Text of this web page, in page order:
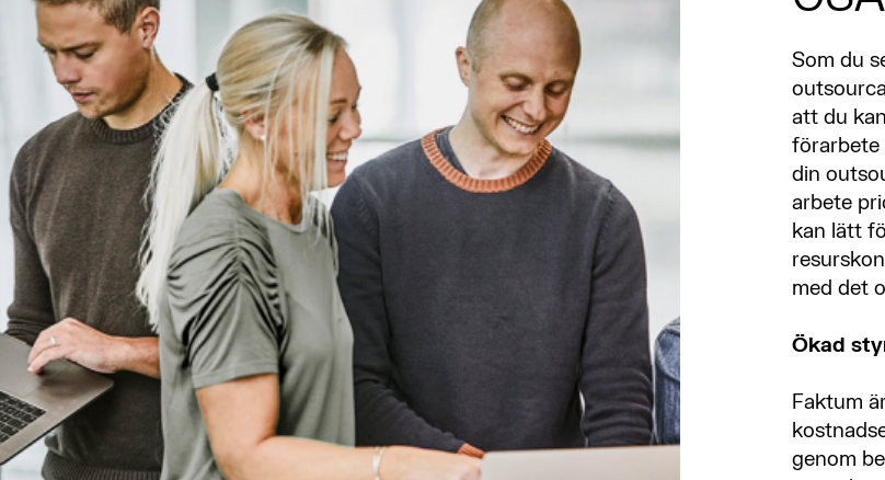
Som du
att du
förarbete
din
arbete
kan lätt
med det
Ökad
Faktum
genom